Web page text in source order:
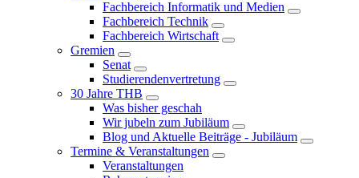
Fachbereich Informatik und Medien
Fachbereich Technik
Fachbereich Wirtschaft
Gremien
Senat
Studierendenvertretung
30 Jahre THB
Was bisher geschah
Wir jubeln zum Jubiläum
Blog und Aktuelle Beiträge - Jubiläum
Termine & Veranstaltungen
Veranstaltungen